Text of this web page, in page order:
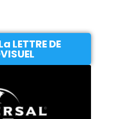
LETTRE DE